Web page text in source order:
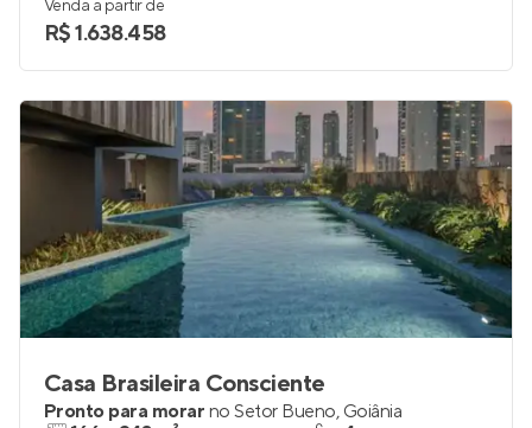
Venda a partir de
R$ 1.638.458
Casa Brasileira Consciente
Pronto para morar no Setor Bueno, Goiânia